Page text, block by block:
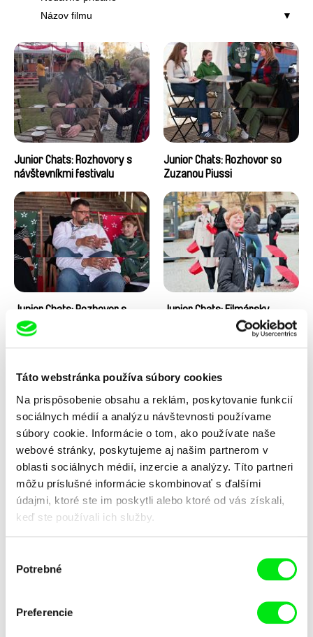
Táto webstránka používa súbory cookies
Na prispôsobenie obsahu a reklám, poskytovanie funkcií
sociálnych médií a analýzu návštevnosti používame
súbory cookie. Informácie o tom, ako používate naše
webové stránky, poskytujeme aj našim partnerom v
oblasti sociálnych médií, inzercie a analýzy. Títo partneri
môžu príslušné informácie skombinovať s ďalšími
údajmi, ktoré ste im poskytli alebo ktoré od vás získali,
keď ste používali ich služby.
súhlasu
Potrebné
Preferencie
Názov filmu
Junior Chats: Rozhovory s
návštevníkmi festivalu
Junior Chats: Rozhovor so
Zuzanou Piussi
Junior Chats: Rozhovor s
Petrom Kerekesom
Junior Chats: Filmársky
workshop na Ji.hlava deťom
Junior Chats s Jindřichom
Andršom
Junior Chats s Harunou
Honcoop
Junior Chats s Gretou
Junior Chats a TV Klapka